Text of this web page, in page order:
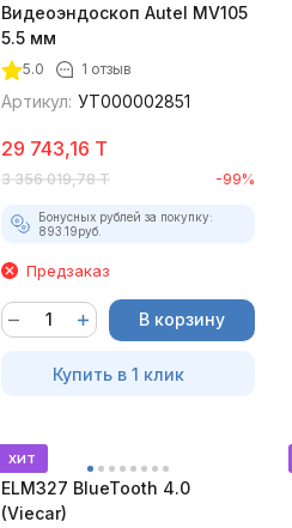
Видеоэндоскоп Autel MV105
5.5 мм
5.0 1 отзыв
Артикул: УТ000002851
29 743,16 T
3 356 019,78 T -99%
Бонусных рублей за покупку:
893.19руб.
Предзаказ
В корзину
Купить в 1 клик
хит
ELM327 BlueTooth 4.0
(Viecar)